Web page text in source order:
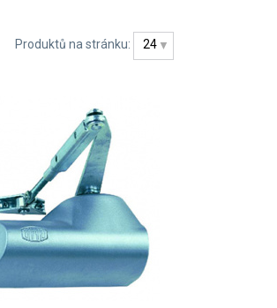
Produktů na stránku: 24